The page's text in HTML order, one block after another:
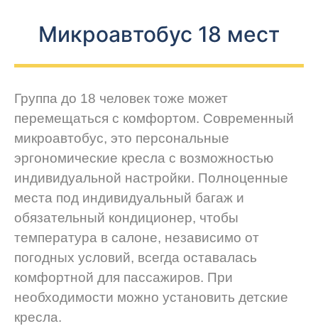
Микроавтобус 18 мест
Группа до 18 человек тоже может
перемещаться с комфортом. Современный
микроавтобус, это персональные
эргономические кресла с возможностью
индивидуальной настройки. Полноценные
места под индивидуальный багаж и
обязательный кондиционер, чтобы
температура в салоне, независимо от
погодных условий, всегда оставалась
комфортной для пассажиров. При
необходимости можно установить детские
кресла.